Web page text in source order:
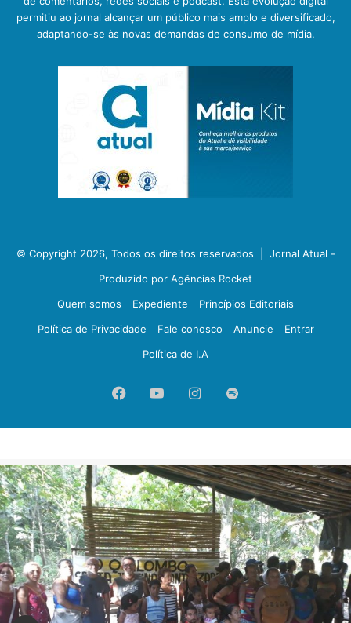
permitiu ao jornal alcançar um público mais amplo e diversificado,
adaptando-se às novas demandas de consumo de mídia.
© Copyright 2026, Todos os direitos reservados | Jornal Atual -
Produzido por Agências Rocket
Quem somos
Expediente
Princípios Editoriais
Política de Privacidade
Fale conosco Anuncie
Entrar
Política de I.A
FacebookYouTubeInstagram
Spotify